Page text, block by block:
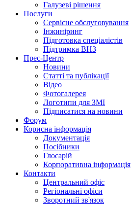
Галузеві рішення
Послуги
Сервісне обслуговування
Інжиніринг
Підготовка спеціалістів
Підтримка ВНЗ
Прес-Центр
Новини
Статті та публікації
Відео
Фотогалерея
Логотипи для ЗМІ
Підписатися на новини
Форум
Корисна інформація
Документація
Посібники
Глосарій
Корпоративна інформація
Контакти
Центральний офіс
Регіональні офіси
Зворотний зв'язок